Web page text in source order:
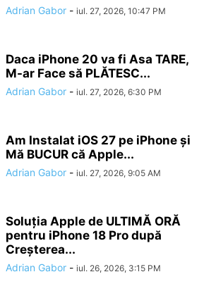
Adrian Gabor - iul. 27, 2026, 10:47 PM
Daca iPhone 20 va fi Asa TARE,
M-ar Face să PLĂTESC...
Adrian Gabor - iul. 27, 2026, 6:30 PM
Am Instalat iOS 27 pe iPhone și
Mă BUCUR că Apple...
Adrian Gabor - iul. 27, 2026, 9:05 AM
Soluția Apple de ULTIMĂ ORĂ
pentru iPhone 18 Pro după
Creșterea...
Adrian Gabor - iul. 26, 2026, 3:15 PM